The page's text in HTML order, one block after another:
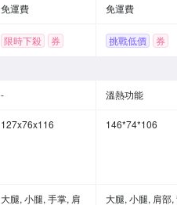
免運費 免運費
限時下殺 券 挑戰低價 券
- 溫熱功能
127x76x116 146*74*106
大腿, 小腿, 手掌, 肩 大腿, 小腿, 肩部,